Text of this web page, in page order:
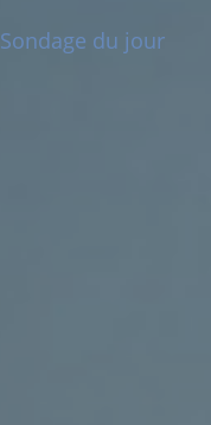
Sondage du jour